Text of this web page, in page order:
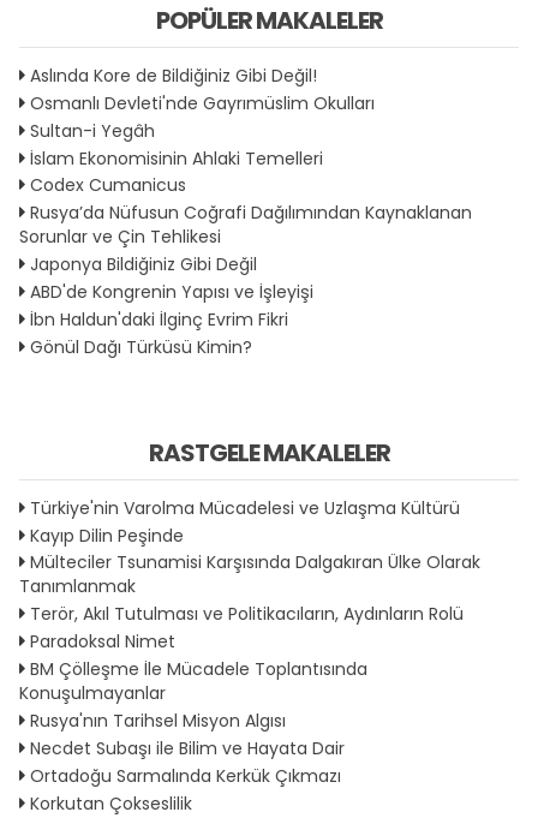
POPÜLER MAKALELER
Aslında Kore de Bildiğiniz Gibi Değil!
Osmanlı Devleti'nde Gayrımüslim Okulları
Sultan-i Yegâh
İslam Ekonomisinin Ahlaki Temelleri
Codex Cumanicus
Rusya’da Nüfusun Coğrafi Dağılımından Kaynaklanan
Sorunlar ve Çin Tehlikesi
Japonya Bildiğiniz Gibi Değil
ABD'de Kongrenin Yapısı ve İşleyişi
İbn Haldun'daki İlginç Evrim Fikri
Gönül Dağı Türküsü Kimin?
RASTGELE MAKALELER
Türkiye'nin Varolma Mücadelesi ve Uzlaşma Kültürü
Kayıp Dilin Peşinde
Mülteciler Tsunamisi Karşısında Dalgakıran Ülke Olarak
Tanımlanmak
Terör, Akıl Tutulması ve Politikacıların, Aydınların Rolü
Paradoksal Nimet
BM Çölleşme İle Mücadele Toplantısında
Konuşulmayanlar
Rusya'nın Tarihsel Misyon Algısı
Necdet Subaşı ile Bilim ve Hayata Dair
Ortadoğu Sarmalında Kerkük Çıkmazı
Korkutan Çokseslilik